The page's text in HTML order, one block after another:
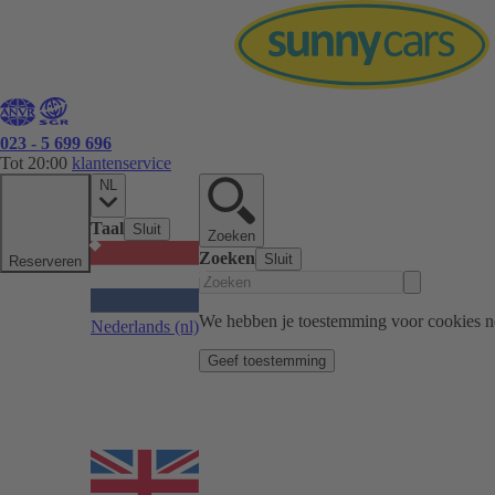
023 - 5 699 696
Tot 20:00 klantenservice
Reserveren
NL
Taal Sluit
Nederlands (nl)
Zoeken
Zoeken Sluit
We hebben je toestemming voor cookies
Geef toestemming